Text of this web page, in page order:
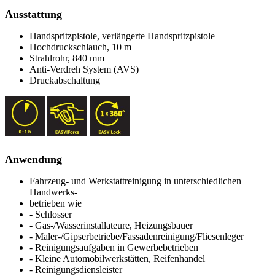
Ausstattung
Handspritzpistole, verlängerte Handspritzpistole
Hochdruckschlauch, 10 m
Strahlrohr, 840 mm
Anti-Verdreh System (AVS)
Druckabschaltung
Anwendung
Fahrzeug- und Werkstattreinigung in unterschiedlichen
Handwerks-
betrieben wie
- Schlosser
- Gas-/Wasserinstallateure, Heizungsbauer
- Maler-/Gipserbetriebe/Fassadenreinigung/Fliesenleger
- Reinigungsaufgaben in Gewerbebetrieben
- Kleine Automobilwerkstätten, Reifenhandel
- Reinigungsdiensleister